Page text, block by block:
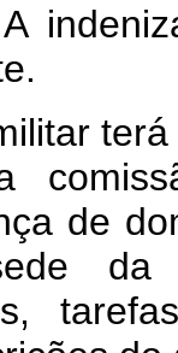
de
da